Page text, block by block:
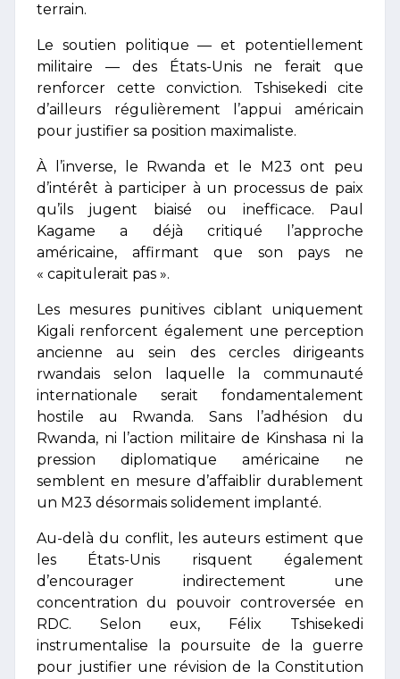
terrain.
Le soutien politique — et potentiellement
militaire — des États-Unis ne ferait que
renforcer cette conviction. Tshisekedi cite
d’ailleurs régulièrement l’appui américain
pour justifier sa position maximaliste.
À l’inverse, le Rwanda et le M23 ont peu
d’intérêt à participer à un processus de paix
qu’ils jugent biaisé ou inefficace. Paul
Kagame a déjà critiqué l’approche
américaine, affirmant que son pays ne
« capitulerait pas ».
Les mesures punitives ciblant uniquement
Kigali renforcent également une perception
ancienne au sein des cercles dirigeants
rwandais selon laquelle la communauté
internationale serait fondamentalement
hostile au Rwanda. Sans l’adhésion du
Rwanda, ni l’action militaire de Kinshasa ni la
pression diplomatique américaine ne
semblent en mesure d’affaiblir durablement
un M23 désormais solidement implanté.
Au-delà du conflit, les auteurs estiment que
les États-Unis risquent également
d’encourager indirectement une
concentration du pouvoir controversée en
RDC. Selon eux, Félix Tshisekedi
instrumentalise la poursuite de la guerre
pour justifier une révision de la Constitution